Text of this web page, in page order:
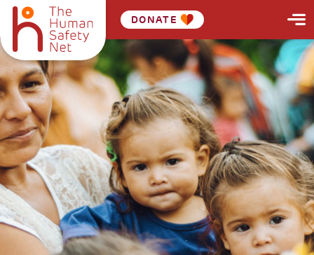
DONATE